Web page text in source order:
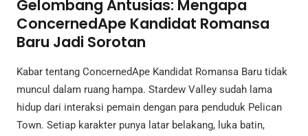
Gelombang Antusias: Mengapa
ConcernedApe Kandidat Romansa
Baru Jadi Sorotan
Kabar tentang ConcernedApe Kandidat Romansa Baru tidak
muncul dalam ruang hampa. Stardew Valley sudah lama
hidup dari interaksi pemain dengan para penduduk Pelican
Town. Setiap karakter punya latar belakang, luka batin,